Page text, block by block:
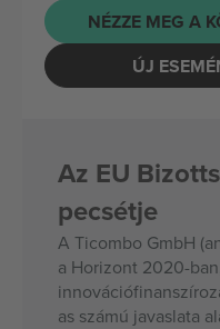
NÉZZE MEG A
ÚJ
Az EU
pecsétje
A Ticombo GmbH
a Horizont 2020-
as számú javaslata